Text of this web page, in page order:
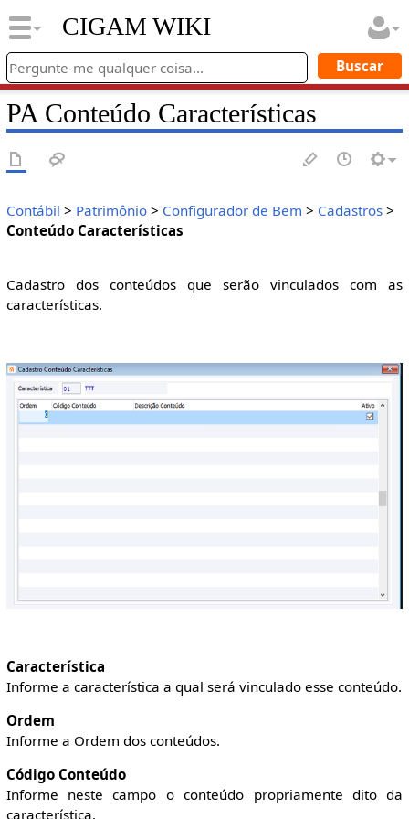
CIGAM WIKI
PA Conteúdo Características
Contábil > Patrimônio> Configurador de Bem > Cadastros>
Conteúdo Características
Cadastro dos conteúdos que serão vinculados com as
características.
Característica
Informe a característica a qual será vinculado esse conteúdo.
Ordem
Informe a Ordem dos conteúdos.
Código Conteúdo
Informe neste campo o conteúdo propriamente dito da
característica.